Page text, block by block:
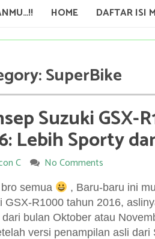
HOME DAFTAR ISI
SuperBike
Suzuki
Lebih Sporty
C No Comments
semua
, Baru-baru ini
GSX-R1000 tahun 2016,
dari bulan Oktober atau
versi penampilan asli